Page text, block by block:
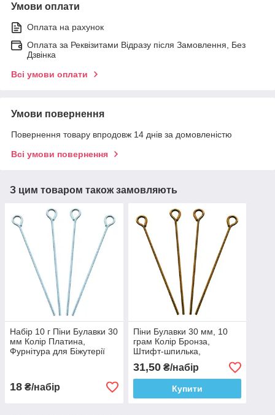
Умови оплати
Оплата на рахунок
Оплата за Реквізитами Відразу після Замовлення, Без
Дзвінка
Всі умови оплати
Умови повернення
Повернення товару впродовж 14 днів за домовленістю
Всі умови повернення
З цим товаром також замовляють
Набір 10 г Піни Булавки 30
мм Колір Платина,
Фурнітура для Біжутерії
18 ₴/набір
Піни Булавки 30 мм, 10
грам Колір Бронза,
Штифт-шпилька,
Рукоділля, Фурнітура для
Біжутерії, Намистин
31,50₴/набір
Купити